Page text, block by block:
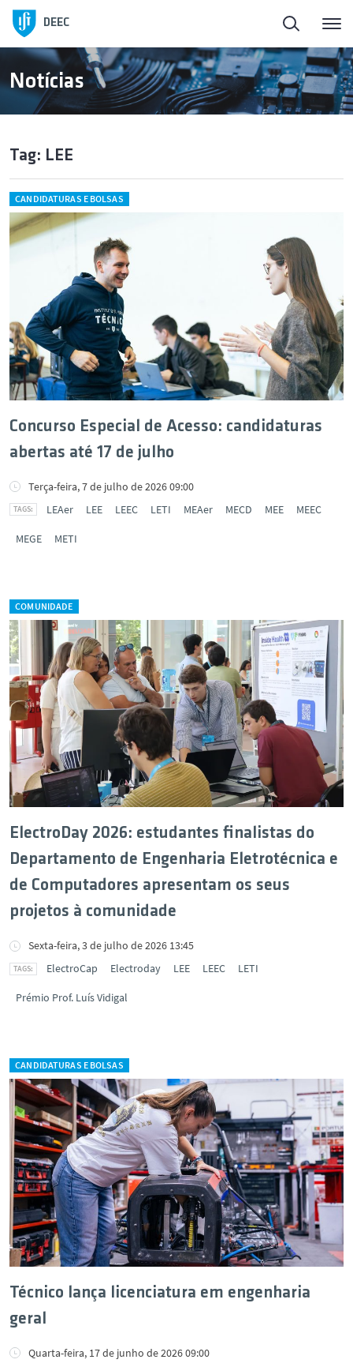
DEEC
Notícias
Tag: LEE
CANDIDATURAS E BOLSAS
Concurso Especial de Acesso: candidaturas
abertas até 17 de julho
Terça-feira, 7 de julho de 2026 09:00
LEAer
LEE LEEC LETI MEAer MECD MEE MEEC
MEGE METI
COMUNIDADE
ElectroDay 2026: estudantes finalistas do
Departamento de Engenharia Eletrotécnica e
de Computadores apresentam os seus
projetos à comunidade
Sexta-feira, 3 de julho de 2026 13:45
ElectroCap
Electroday LEE LEEC LETI
Prémio Prof. Luís Vidigal
CANDIDATURAS E BOLSAS
Técnico lança licenciatura em engenharia
geral
Quarta-feira, 17 de junho de 2026 09:00